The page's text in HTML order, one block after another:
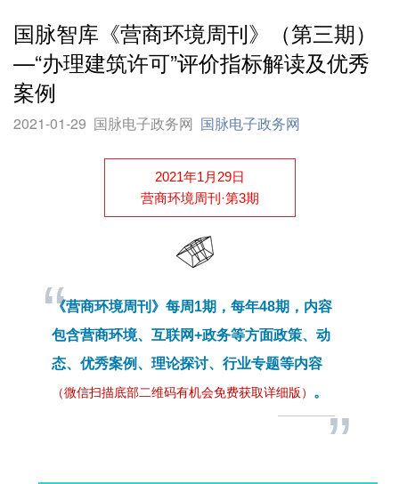
国脉智库《营商环境周刊》（第三期）
—“办理建筑许可”评价指标解读及优秀
案例
2021-01-29 国脉电子政务网 国脉电子政务网
2021年1月29日
营商环境周刊·第3期
“
《营商环境周刊》每周1期，每年48期，内容
包含营商环境、互联网+政务等方面政策、动
态、优秀案例、理论探讨、行业专题等内容
（微信扫描底部二维码有机会免费获取详细版） 。
”